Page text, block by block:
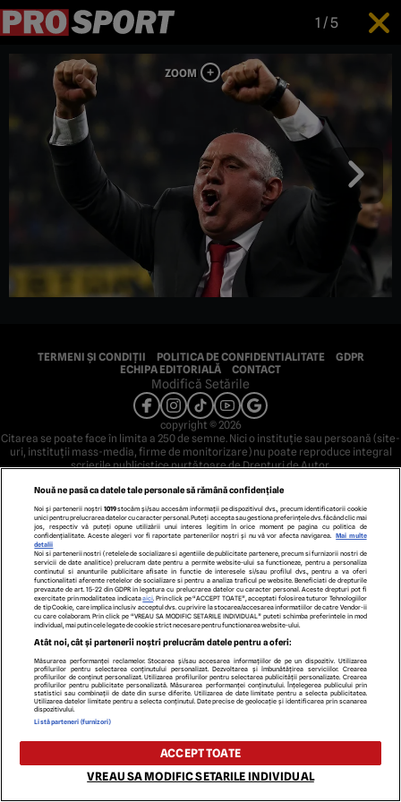
1 /5
TERMENI ȘI CONDIȚII POLITICA DE CONFIDENTIALITATE
GDPR
ECHIPA EDITORIALĂ
CONTACT
Modifică Setările
copyright © 2026
Citarea se poate face în limita a 250 de semne. Nici o instituţie sau persoană (site-
uri, instituţii mass-media, firme de monitorizare) nu poate reproduce integral
scrierile publicistice purtătoare de Drepturi de Autor.
Nouă ne pasă ca datele tale personale să rămână confidențiale
Noi și partenerii noștri 1019stocăm și/sau accesăm informații pe dispozitivul dvs., precum identificatorii cookie
unici pentru prelucrarea datelor cu caracter personal. Puteți accepta sau gestiona preferințele dvs. făcând clic mai
jos, respectiv vă puteți opune utilizării unui interes legitim în orice moment pe pagina cu politica de
confidențialitate. Aceste alegeri vor fi raportate partenerilor noștri și nu vă vor afecta navigarea.
Mai multe
detalii
Noi si partenerii nostri (retelele de socializare si agentiile de publicitate partenere, precum si furnizorii nostri de
servicii de date analitice) prelucram date pentru a permite website-ului sa functioneze, pentru a personaliza
continutul si anunturile publicitare afisate in functie de interesele si/sau profilul dvs., pentru a va oferi
functionalitati aferente retelelor de socializare si pentru a analiza traficul pe website. Beneficiati de drepturile
prevazute de art. 15-22 din GDPR in legatura cu prelucrarea datelor cu caracter personal. Aceste drepturi pot fi
exercitate prin modalitatea indicataaici . Prin click pe “ACCEPT TOATE”, acceptati folosirea tuturor Tehnologiilor
de tip Cookie, care implica inclusiv acceptul dvs. cu privire la stocarea/accesarea informatiilor de catre Vendor-ii
cu care colaboram. Prin click pe “VREAU SA MODIFIC SETARILE INDIVIDUAL” puteti schimba preferintele in mod
individual, mai putin cele legate de cookie strict necesare pentru functionarea website-ului.
Atât noi, cât și partenerii noștri prelucrăm datele pentru a oferi:
Măsurarea performanței reclamelor. Stocarea și/sau accesarea informațiilor de pe un dispozitiv. Utilizarea
profilurilor pentru selectarea conținutului personalizat. Dezvoltarea și îmbunătățirea serviciilor. Crearea
profilurilor de conținut personalizat. Utilizarea profilurilor pentru selectarea publicității personalizate. Crearea
profilurilor pentru publicitate personalizată. Măsurarea performanței conținutului. Înțelegerea publicului prin
statistici sau combinații de date din surse diferite. Utilizarea de date limitate pentru a selecta publicitatea.
Utilizarea datelor limitate pentru a selecta conținutul. Date precise de geolocație și identificarea prin scanarea
dispozitivului.
Listă parteneri (furnizori)
ACCEPT TOATE
VREAU SA MODIFIC SETARILE INDIVIDUAL